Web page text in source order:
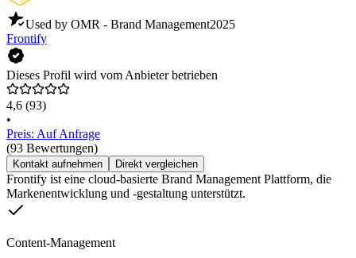
Used by OMR - Brand Management2025
Frontify
Dieses Profil wird vom Anbieter betrieben
4,6 (93)
•
Preis: Auf Anfrage
(93 Bewertungen)
Kontakt aufnehmen Direkt vergleichen
Frontify ist eine cloud-basierte Brand Management Plattform, die
Markenentwicklung und -gestaltung unterstützt.
Content-Management